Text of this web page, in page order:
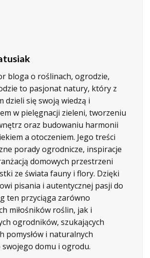
bloga o roślinach, ogrodzie,
to pasjonat natury, który z
dzieli się swoją wiedzą i
w pielęgnacji zieleni, tworzeniu
oraz budowaniu harmonii
a otoczeniem. Jego treści
porady ogrodnicze, inspiracje
domowych przestrzeni
ze świata fauny i flory. Dzięki
pisania i autentycznej pasji do
ten przyciąga zarówno
miłośników roślin, jak i
ogrodników, szukających
pomysłów i naturalnych
swojego domu i ogrodu.